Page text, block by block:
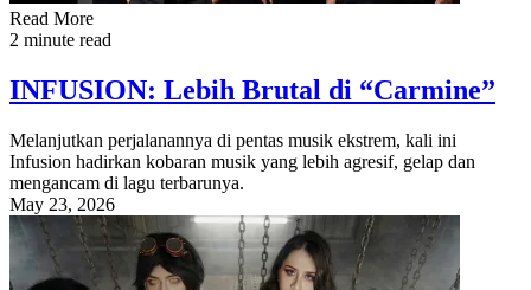
Read More
2 minute read
INFUSION: Lebih Brutal di “Carmine”
Melanjutkan perjalanannya di pentas musik ekstrem, kali ini
Infusion hadirkan kobaran musik yang lebih agresif, gelap dan
mengancam di lagu terbarunya.
May 23, 2026